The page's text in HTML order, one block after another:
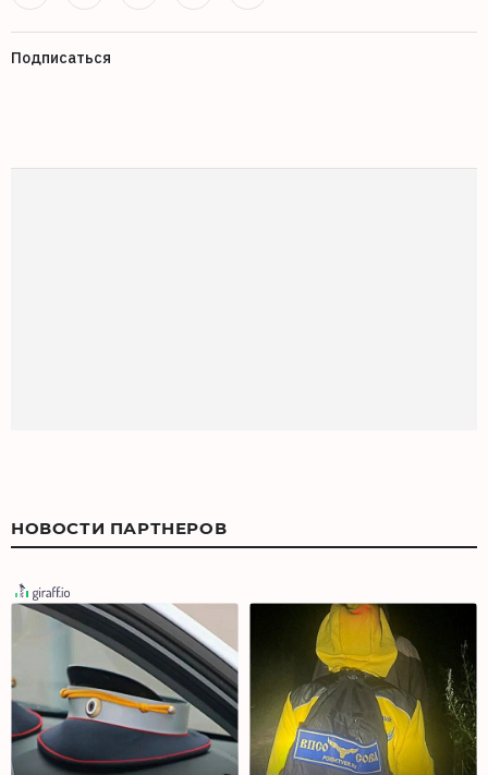
Подписаться
НОВОСТИ ПАРТНЕРОВ